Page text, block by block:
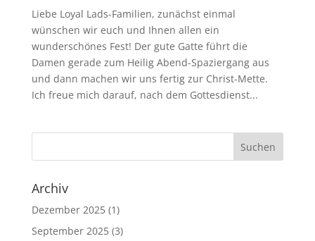
Liebe Loyal Lads-Familien, zunächst einmal
wünschen wir euch und Ihnen allen ein
wunderschönes Fest! Der gute Gatte führt die
Damen gerade zum Heilig Abend-Spaziergang aus
und dann machen wir uns fertig zur Christ-Mette.
Ich freue mich darauf, nach dem Gottesdienst...
Archiv
Dezember 2025(1)
September 2025(3)